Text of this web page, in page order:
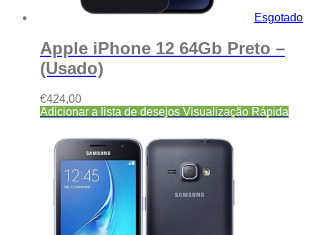
Esgotado
Apple iPhone 12 64Gb Preto –
(Usado)
€424,00
Adicionar a lista de desejos Visualização Rápida